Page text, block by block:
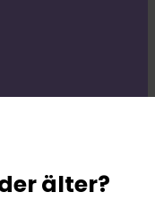
älter?